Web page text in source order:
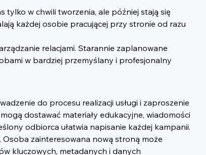
tylko w chwili tworzenia, ale później stają się
każdej osobie pracującej przy stronie od razu
relacjami. Starannie zaplanowane
w bardziej przemyślany i profesjonalny
do procesu realizacji usługi i zaproszenie
dostawać materiały edukacyjne, wiadomości
odbiorca ułatwia napisanie każdej kampanii.
zainteresowana nową stroną może
kluczowych, metadanych i danych